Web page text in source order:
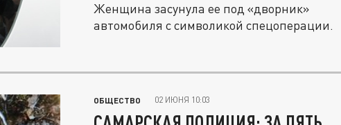
Женщина засунула ее под «дворник»
автомобиля с символикой спецоперации.
ОБЩЕСТВО 02 ИЮНЯ 10:03